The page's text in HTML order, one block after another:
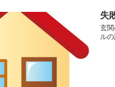
失
玄
ル